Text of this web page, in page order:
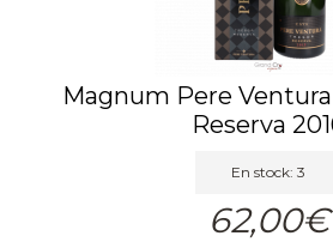
Magnum Pere
Reserva
En stock: 3
62,00€